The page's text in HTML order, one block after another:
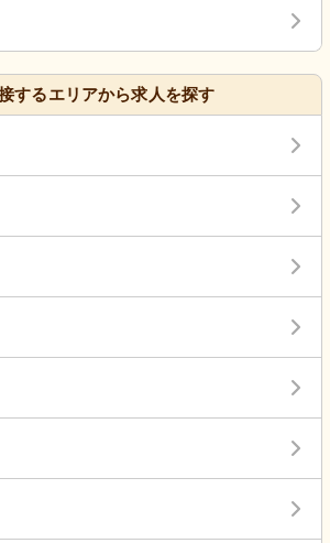
するエリアから求人を探す